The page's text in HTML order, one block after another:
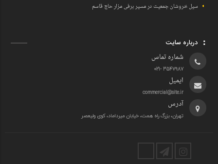
سیل خروشان جمعیت در مسیر برفی مزار حاج قاسم
درباره سایت
شماره تماس
3547987 -021
ایمیل
commercial@site.ir
آدرس
تهران، بزرگ راه همت، خیابان میرداماد، کوی ولیعصر